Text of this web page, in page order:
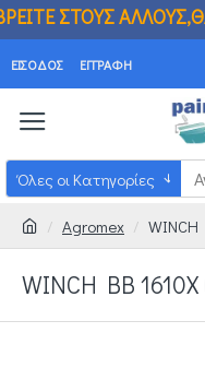
ΤΟ
ΕΊΣΟΔΟΣ ΕΓΓΡΑΦΉ
Όλες οι Κατηγορίες
Agromex WINCH
WINCH BB 1610X